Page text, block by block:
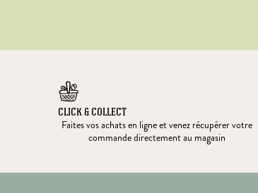
CLICK & COLLECT
Faites vos achats en ligne et venez récupérer votre
commande directement au magasin